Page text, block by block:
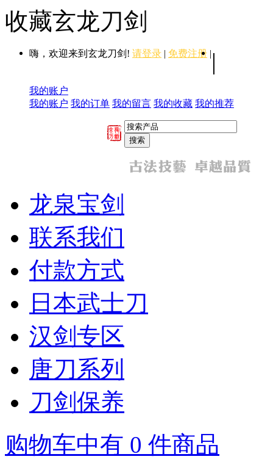
收藏玄龙刀剑
嗨，欢迎来到玄龙刀剑! 请登录 | 免费注册 | |
我的账户
我的账户 我的订单 我的留言 我的收藏 我的推荐
龙泉宝剑
联系我们
付款方式
日本武士刀
汉剑专区
唐刀系列
刀剑保养
购物车中有 0 件商品